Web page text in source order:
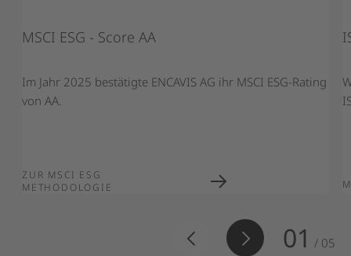
MSCI ESG - Score AA
Im Jahr 2025 bestätigte ENCAVIS AG ihr MSCI ESG-Rating
von AA.
ZUR MSCI ESG
METHODOLOGIE
01 / 05